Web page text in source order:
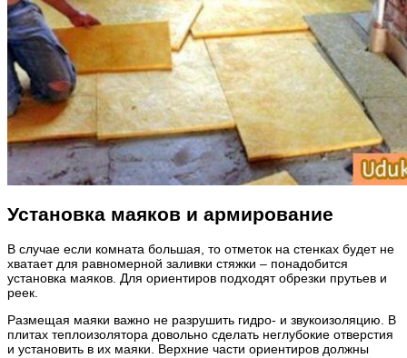
Установка маяков и армирование
В случае если комната большая, то отметок на стенках будет не
хватает для равномерной заливки стяжки – понадобится
установка маяков. Для ориентиров подходят обрезки прутьев и
реек.
Размещая маяки важно не разрушить гидро- и звукоизоляцию. В
плитах теплоизолятора довольно сделать неглубокие отверстия
и установить в их маяки. Верхние части ориентиров должны